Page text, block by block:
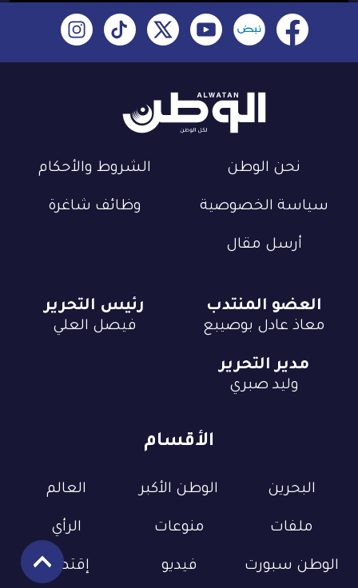
نحن الوطن الشروط والأحكام
سياسة الخصوصية وظائف شاغرة
أرسل مقال
الأقسام
البحرين الوطن الأكبر العالم
ملفات منوعات الرأي
الوطن سبورت فيديو إقتصاد
العضو المنتدب
معاذ عادل بوصيبع
رئيس التحرير
فيصل العلي
مدير التحرير
وليد صبري